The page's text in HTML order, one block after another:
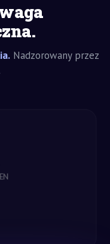
Nadzorowany przez